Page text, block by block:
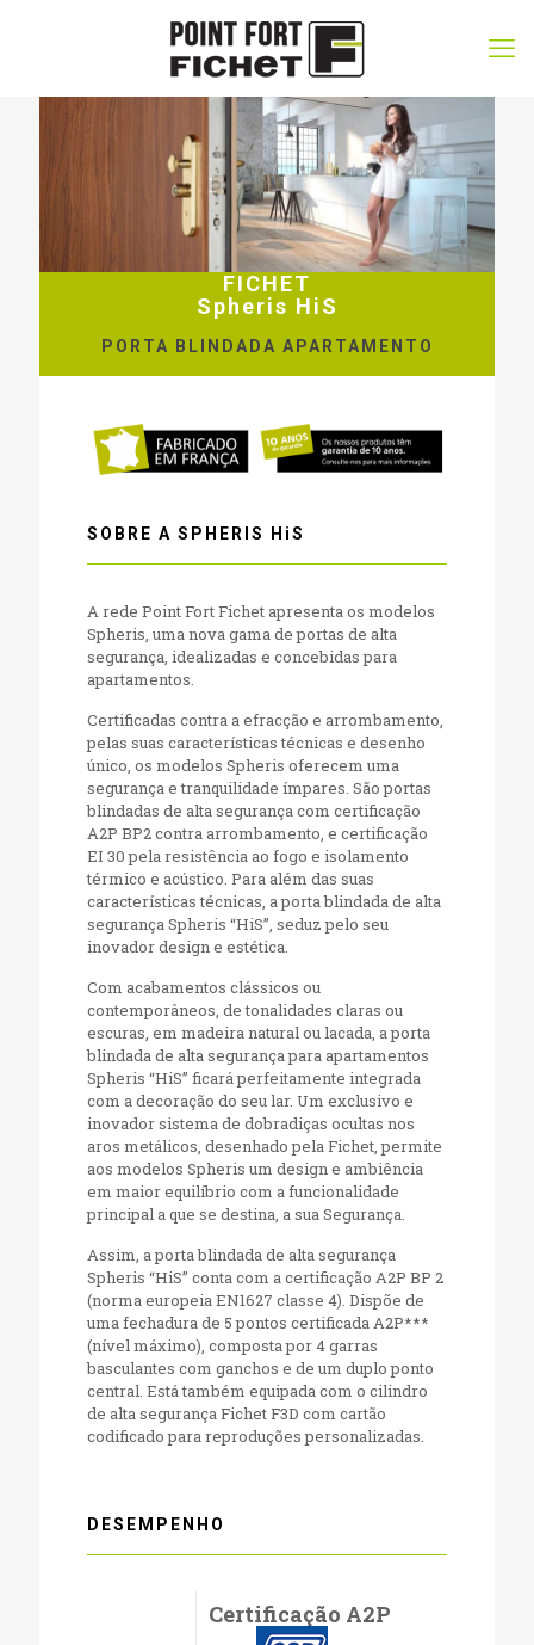
FICHET
Spheris HiS
PORTA BLINDADA APARTAMENTO
SOBRE A SPHERIS HiS
A rede Point Fort Fichet apresenta os modelos
Spheris, uma nova gama de portas de alta
segurança, idealizadas e concebidas para
apartamentos.
Certificadas contra a efracção e arrombamento,
pelas suas características técnicas e desenho
único, os modelos Spheris oferecem uma
segurança e tranquilidade ímpares. São portas
blindadas de alta segurança com certificação
A2P BP2 contra arrombamento, e certificação
EI 30 pela resistência ao fogo e isolamento
térmico e acústico. Para além das suas
características técnicas, a porta blindada de alta
segurança Spheris “HiS”, seduz pelo seu
inovador design e estética.
Com acabamentos clássicos ou
contemporâneos, de tonalidades claras ou
escuras, em madeira natural ou lacada, a porta
blindada de alta segurança para apartamentos
Spheris “HiS” ficará perfeitamente integrada
com a decoração do seu lar. Um exclusivo e
inovador sistema de dobradiças ocultas nos
aros metálicos, desenhado pela Fichet, permite
aos modelos Spheris um design e ambiência
em maior equilíbrio com a funcionalidade
principal a que se destina, a sua Segurança.
Assim, a porta blindada de alta segurança
Spheris “HiS” conta com a certificação A2P BP 2
(norma europeia EN1627 classe 4). Dispõe de
uma fechadura de 5 pontos certificada A2P***
(nível máximo), composta por 4 garras
basculantes com ganchos e de um duplo ponto
central. Está também equipada com o cilindro
de alta segurança Fichet F3D com cartão
codificado para reproduções personalizadas.
DESEMPENHO
Certificação A2P